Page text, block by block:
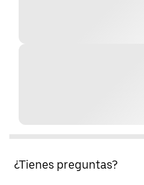
¿Tienes preguntas?